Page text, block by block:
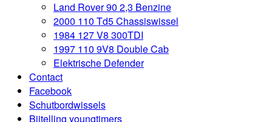
Land Rover 90 2,3 Benzine
2000 110 Td5 Chassiswissel
1984 127 V8 300TDI
1997 110 9V8 Double Cab
Elektrische Defender
Contact
Facebook
Schutbordwissels
Bijtelling youngtimers